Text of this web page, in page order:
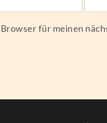
für meinen